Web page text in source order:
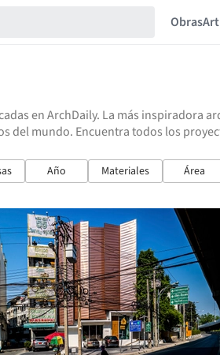
Obras
en ArchDaily. La más inspiradora
del mundo. Encuentra todos los
Año Materiales Área